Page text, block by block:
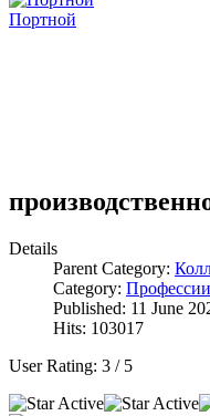
Портной
Details
Parent Category:
Category: Профессии
Published: 11 June
Hits: 103017
User Rating: 3 / 5